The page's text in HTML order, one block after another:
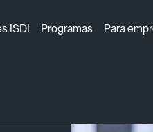
ISDI Programas Para